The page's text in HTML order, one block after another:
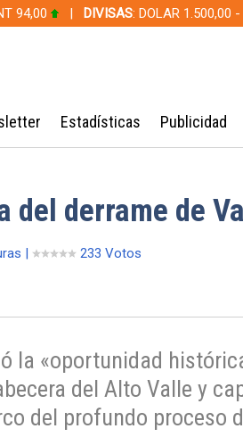
94,00 | DIVISAS: DOLAR 1.500,00
Estadísticas Publicidad
del derrame de
| 233 Votos
la «oportunidad
del Alto Valle y
del profundo proceso